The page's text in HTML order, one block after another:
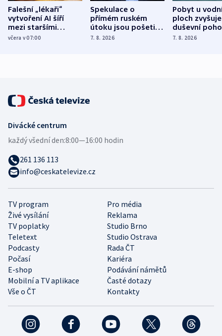
Falešní „lékaři“
vytvoření AI šíří
mezi staršími
Poláky nebezpečné
včera v 07:00
Spekulace o
přímém ruském
útoku jsou pošetilé,
míní estonský
7. 8. 2026
Pobyt u
ploch zvyšuje
duševní
ukázala
7. 8. 2026
TV program
Pro média
Živé vysílání
Reklama
TV poplatky
Studio Brno
Teletext
Studio Ostrava
Podcasty
Rada ČT
Počasí
Kariéra
E-shop
Podávání námětů
Mobilní a TV aplikace
Časté dotazy
Vše o ČT
Kontakty
Divácké centrum
každý všední den:8:00—16:00 hodin
261 136 113
info@ceskatelevize.cz